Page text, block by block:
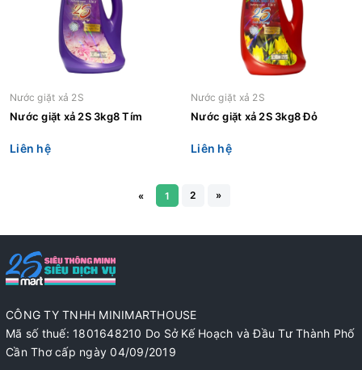
Nước giặt xả 2S
Nước giặt xả 2S 3kg8 Tím
Liên hệ
Nước giặt xả 2S
Nước giặt xả 2S 3kg8 Đỏ
Liên hệ
« 1 2 »
CÔNG TY TNHH MINIMARTHOUSE
Mã số thuế: 1801648210 Do Sở Kế Hoạch và Đầu Tư Thành Phố
Cần Thơ cấp ngày 04/09/2019